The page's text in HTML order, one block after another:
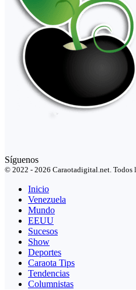
Síguenos
© 2022 - 2026 Caraotadigital.net. Todos
Inicio
Venezuela
Mundo
EEUU
Sucesos
Show
Deportes
Caraota Tips
Tendencias
Columnistas